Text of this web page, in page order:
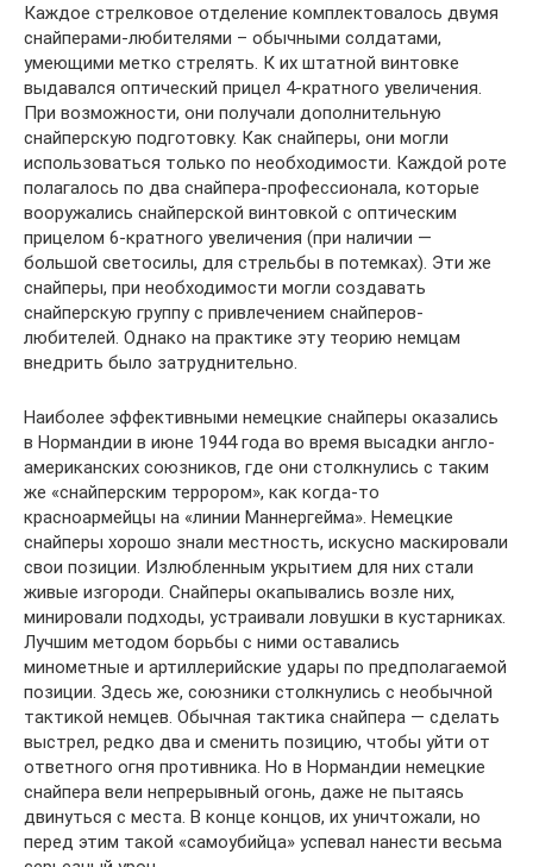
Каждое стрелковое отделение комплектовалось двумя
снайперами-любителями – обычными солдатами,
умеющими метко стрелять. К их штатной винтовке
выдавался оптический прицел 4-кратного увеличения.
При возможности, они получали дополнительную
снайперскую подготовку. Как снайперы, они могли
использоваться только по необходимости. Каждой роте
полагалось по два снайпера-профессионала, которые
вооружались снайперской винтовкой с оптическим
прицелом 6-кратного увеличения (при наличии —
большой светосилы, для стрельбы в потемках). Эти же
снайперы, при необходимости могли создавать
снайперскую группу с привлечением снайперов-
любителей. Однако на практике эту теорию немцам
внедрить было затруднительно.
Наиболее эффективными немецкие снайперы оказались
в Нормандии в июне 1944 года во время высадки англо-
американских союзников, где они столкнулись с таким
же «снайперским террором», как когда-то
красноармейцы на «линии Маннергейма». Немецкие
снайперы хорошо знали местность, искусно маскировали
свои позиции. Излюбленным укрытием для них стали
живые изгороди. Снайперы окапывались возле них,
минировали подходы, устраивали ловушки в кустарниках.
Лучшим методом борьбы с ними оставались
минометные и артиллерийские удары по предполагаемой
позиции. Здесь же, союзники столкнулись с необычной
тактикой немцев. Обычная тактика снайпера — сделать
выстрел, редко два и сменить позицию, чтобы уйти от
ответного огня противника. Но в Нормандии немецкие
снайпера вели непрерывный огонь, даже не пытаясь
двинуться с места. В конце концов, их уничтожали, но
перед этим такой «самоубийца» успевал нанести весьма